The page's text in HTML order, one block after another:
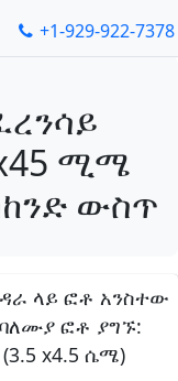
+1-929-922-7378
ሚሜ
ውስጥ
ላይ ፎቶ አንስተው
ፎቶ ያግኙ:
x4.5 ሴሜ)